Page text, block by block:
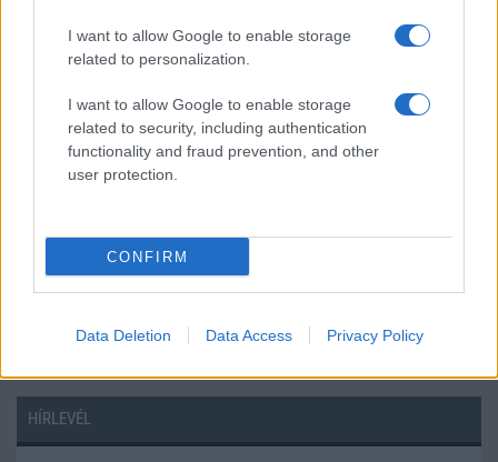
I want to allow Google to enable storage
related to personalization.
I want to allow Google to enable storage
related to security, including authentication
functionality and fraud prevention, and other
user protection.
CONFIRM
Data Deletion Data Access Privacy Policy
Márka :
HÍRLEVÉL